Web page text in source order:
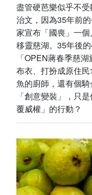
盡管硬芭樂似乎不
治文，因為35年前
家宣布「國喪」一
移靈慈湖。35年後
「OPEN蔣春季慈
布衣、打扮成原住
魚的廚師，還有個
「創意變裝」，只
覆威權」的行動？